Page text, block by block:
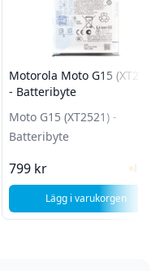
produktsidan för
- Batteribyte
Motorola Moto G15 (XT2521)
- Batteribyte
Moto G15 (XT2521) -
Batteribyte
799 kr I
Lägg i varukorgen
, Motorola Moto